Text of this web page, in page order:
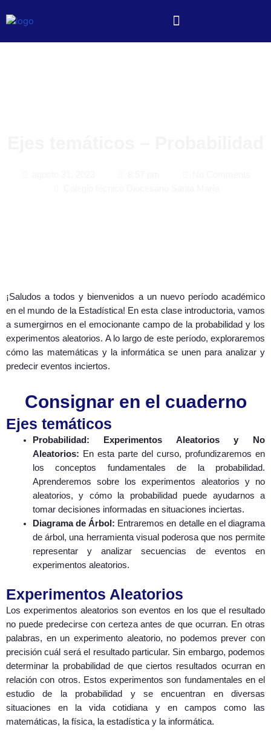
¡Saludos a todos y bienvenidos a un nuevo período académico
en el mundo de la Estadística! En esta clase introductoria, vamos
a sumergirnos en el emocionante campo de la probabilidad y los
experimentos aleatorios. A lo largo de este período, exploraremos
cómo las matemáticas y la informática se unen para analizar y
predecir eventos inciertos.
Consignar en el cuaderno
Ejes temáticos
Probabilidad: Experimentos Aleatorios y No
Aleatorios: En esta parte del curso, profundizaremos en
los conceptos fundamentales de la probabilidad.
Aprenderemos sobre los experimentos aleatorios y no
aleatorios, y cómo la probabilidad puede ayudarnos a
tomar decisiones informadas en situaciones inciertas.
Diagrama de Árbol: Entraremos en detalle en el diagrama
de árbol, una herramienta visual poderosa que nos permite
representar y analizar secuencias de eventos en
experimentos aleatorios.
Experimentos Aleatorios
Los experimentos aleatorios son eventos en los que el resultado
no puede predecirse con certeza antes de que ocurran. En otras
palabras, en un experimento aleatorio, no podemos prever con
precisión cuál será el resultado particular. Sin embargo, podemos
determinar la probabilidad de que ciertos resultados ocurran en
relación con otros. Estos experimentos son fundamentales en el
estudio de la probabilidad y se encuentran en diversas
situaciones en la vida cotidiana y en campos como las
matemáticas, la física, la estadística y la informática.